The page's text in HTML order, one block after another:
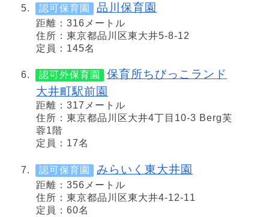
認可保育園 品川保育園
距離：316メートル
住所：東京都品川区東大井5-8-12
定員：145名
認可外保育園
保育所ちびっこランド
大井町駅前園
距離：317メートル
住所：東京都品川区大井4丁目10-3 Berg芙
蓉1階
定員：17名
認可保育園 みらいく東大井園
距離：356メートル
住所：東京都品川区東大井4-12-11
定員：60名